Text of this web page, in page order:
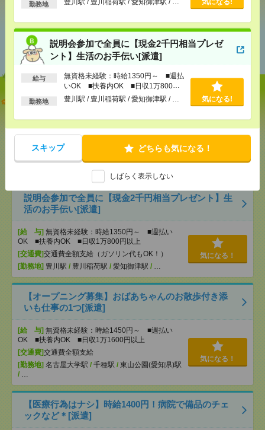
勤務地
説明会参加で全員に【現金2千円相当プレゼ
ント】生活のお手伝い[派遣]
給与
無資格未経験：時給1350円～ ■週払
いOK ■扶養内OK ■日収1万800円
以上
勤務地 豊川駅 / 豊川稲荷駅 / 愛知御津駅 / … 気になる!
スキップ どちらも気になる！
しばらく表示しない
おすすめ
≪2か月後スタートもOK≫志望動機も履歴書も必要
無資格未経験：時給1350円～ ■週払い
OK ■扶養内OK
交通費全額支給（ガソリン代もOK！）
説明会参加で全員に【現金2千円相当プレゼント】生
活のお手伝い[派遣]
[給 与] 無資格未経験：時給1350円～ ■週払い
OK ■扶養内OK ■日収1万800円以上
[交通費]交通費全額支給（ガソリン代もOK！）
[勤務地] 豊川駅 / 豊川稲荷駅 / 愛知御津駅 / …
気になる！
【オープニング募集】おばあちゃんのお散歩付き添
いも仕事の1つ[派遣]
[給 与] 無資格未経験：時給1450円～ ■週払い
OK ■扶養内OK ■日収1万1600円以上
[交通費]交通費全額支給
[勤務地] 名古屋大学駅 / 千種駅 / 東山公園(愛知県)駅
/ …
気になる！
【医療行為はナシ】時給1400円！病院で備品のチェ
ックなど＊[派遣]